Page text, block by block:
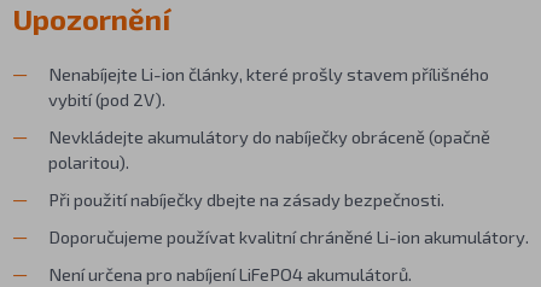
Upozornění
Nenabíjejte Li-ion články, které prošly stavem přílišného
vybití (pod 2V).
Nevkládejte akumulátory do nabíječky obráceně (opačně
polaritou).
Při použití nabíječky dbejte na zásady bezpečnosti.
Doporučujeme používat kvalitní chráněné Li-ion akumulátory.
Není určena pro nabíjení LiFePO4 akumulátorů.